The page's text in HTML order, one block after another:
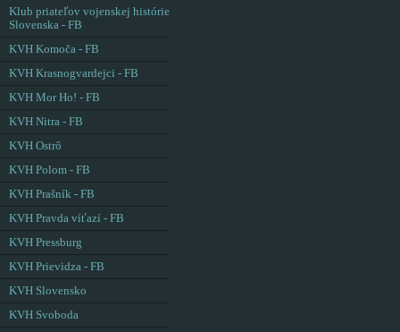
Klub priateľov vojenskej histórie
Slovenska - FB
KVH Komoča - FB
KVH Krasnogvardejci - FB
KVH Mor Ho! - FB
KVH Nitra - FB
KVH Ostrô
KVH Polom - FB
KVH Prašník - FB
KVH Pravda víťazí - FB
KVH Pressburg
KVH Prievidza - FB
KVH Slovensko
KVH Svoboda